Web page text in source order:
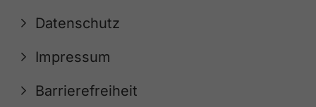
Datenschutz
Impressum
Barrierefreiheit